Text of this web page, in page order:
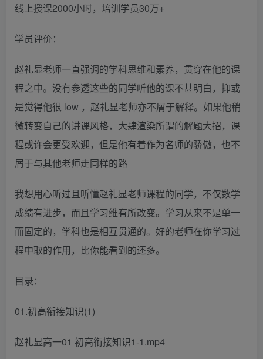
线上授课2000小时，培训学员30万+
学员评价：
赵礼显老师一直强调的学科思维和素养，贯穿在他的课
程之中。没有参透这些的同学听他的课不甚明白，抑或
是觉得他很 low ，赵礼显老师亦不屑于解释。如果他稍
微转变自己的讲课风格，大肆渲染所谓的解题大招，课
程或许会更受欢迎，但是他有着作为名师的骄傲，也不
屑于与其他老师走同样的路
我想用心听过且听懂赵礼显老师课程的同学，不仅数学
成绩有进步，而且学习维有所改变。学习从来不是单一
而固定的，学科也是相互贯通的。好的老师在你学习过
程中取的作用，比你能看到的还多。
目录：
01.初高衔接知识(1)
赵礼显高一01 初高衔接知识1-1.mp4